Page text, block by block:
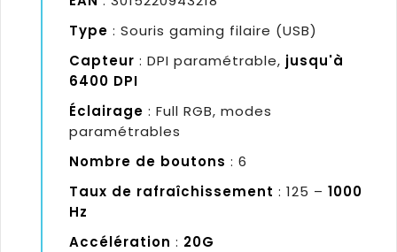
Type : Souris gaming filaire (USB)
Capteur : DPI paramétrable, jusqu'à
6400 DPI
Éclairage : Full RGB, modes
paramétrables
Nombre de boutons : 6
Taux de rafraîchissement : 125 – 1000
Hz
Accélération : 20G